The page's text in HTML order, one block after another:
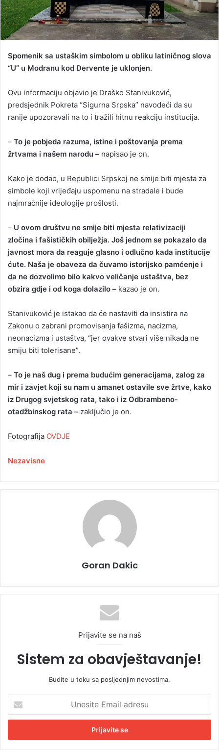
Spomenik sa ustaškim simbolom u obliku latiničnog slova
“U” u Modranu kod Dervente je uklonjen.
Ovu informaciju objavio je Draško Stanivuković,
predsjednik Pokreta “Sigurna Srpska” navodeći da su
ranije upozoravali na to i tražili hitnu reakciju institucija.
– To je pobjeda razuma, istine i poštovanja prema
žrtvama i našem narodu – napisao je on.
Kako je dodao, u Republici Srpskoj ne smije biti mjesta za
simbole koji vrijeđaju uspomenu na stradale i bude
najmračnije ideologije prošlosti.
– U ovom društvu ne smije biti mjesta relativizaciji
zločina i fašističkih obilježja. Još jednom se pokazalo da
javnost mora da reaguje glasno i odlučno kada institucije
ćute. Naša je obaveza da čuvamo istorijsko pamćenje i
da ne dozvolimo bilo kakvo veličanje ustaštva, bez
obzira gdje i od koga dolazilo – kazao je on.
Stanivuković je istakao da će nastaviti da insistira na
Zakonu o zabrani promovisanja fašizma, nacizma,
neonacizma i ustaštva, “jer ovakve stvari više nikada ne
smiju biti tolerisane”.
– To je naš dug i prema budućim generacijama, zalog za
mir i zavjet koji su nam u amanet ostavile sve žrtve, kako
iz Drugog svjetskog rata, tako i iz Odbrambeno-
otadžbinskog rata – zaključio je on.
Fotografija OVDJE
Nezavisne
Goran Dakic
Prijavite se na naš
Sistem za obavještavanje!
Budite u toku sa posljednjim novostima.
e
i